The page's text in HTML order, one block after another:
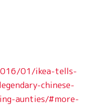
01/ikea-tells-
chinese-
aunties/#more-